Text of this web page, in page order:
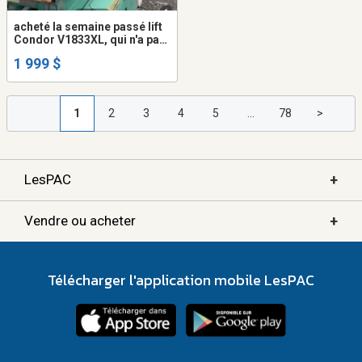
acheté la semaine passé lift
Condor V1833XL, qui n'a pas
le vendeur nous a dit
1 999 $
1 2 3 4 5 ... 78 >
LesPAC +
Vendre ou acheter +
Télécharger l'application mobile LesPAC